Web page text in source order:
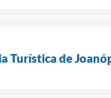
Turística de